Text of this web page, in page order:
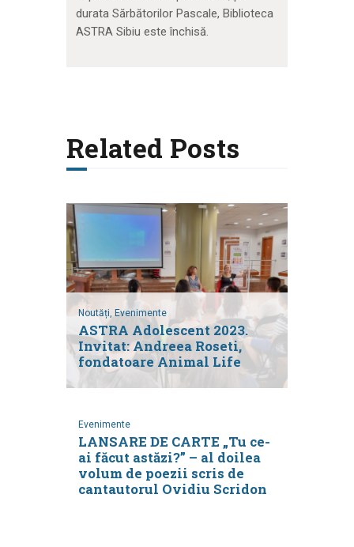
durata Sărbătorilor Pascale, Biblioteca
ASTRA Sibiu este închisă.
Related Posts
Noutăți, Evenimente
ASTRA Adolescent 2023.
Invitat: Andreea Roseti,
fondatoare Animal Life
Evenimente
LANSARE DE CARTE „Tu ce-
ai făcut astăzi?” – al doilea
volum de poezii scris de
cantautorul Ovidiu Scridon